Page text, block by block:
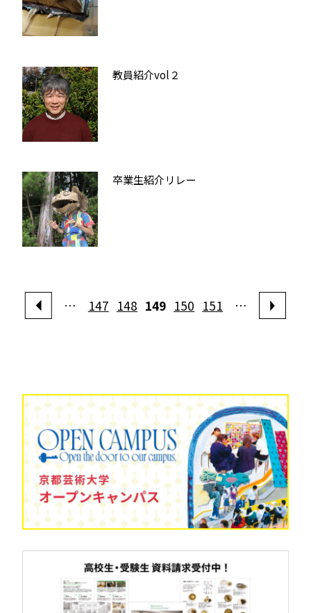
教員紹介vol２
卒業生紹介リレー
… 147 148 149 150 151 …